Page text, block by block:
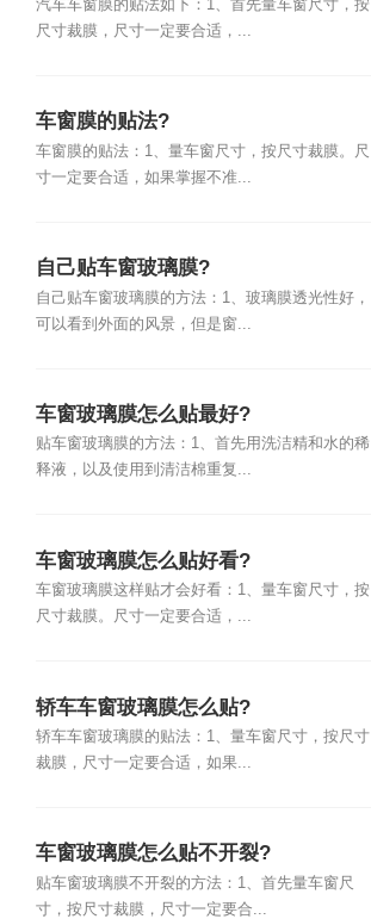
汽车车窗膜的贴法如下：1、首先量车窗尺寸，按
尺寸裁膜，尺寸一定要合适，...
车窗膜的贴法?
车窗膜的贴法：1、量车窗尺寸，按尺寸裁膜。尺
寸一定要合适，如果掌握不准...
自己贴车窗玻璃膜?
自己贴车窗玻璃膜的方法：1、玻璃膜透光性好，
可以看到外面的风景，但是窗...
车窗玻璃膜怎么贴最好?
贴车窗玻璃膜的方法：1、首先用洗洁精和水的稀
释液，以及使用到清洁棉重复...
车窗玻璃膜怎么贴好看?
车窗玻璃膜这样贴才会好看：1、量车窗尺寸，按
尺寸裁膜。尺寸一定要合适，...
轿车车窗玻璃膜怎么贴?
轿车车窗玻璃膜的贴法：1、量车窗尺寸，按尺寸
裁膜，尺寸一定要合适，如果...
车窗玻璃膜怎么贴不开裂?
贴车窗玻璃膜不开裂的方法：1、首先量车窗尺
寸，按尺寸裁膜，尺寸一定要合...